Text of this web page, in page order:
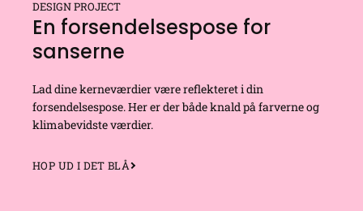
DESIGN PROJECT
En forsendelsespose for
sanserne
Lad dine kerneværdier være reflekteret i din
forsendelsespose. Her er der både knald på farverne og
klimabevidste værdier.
HOP UD I DET BLÅ